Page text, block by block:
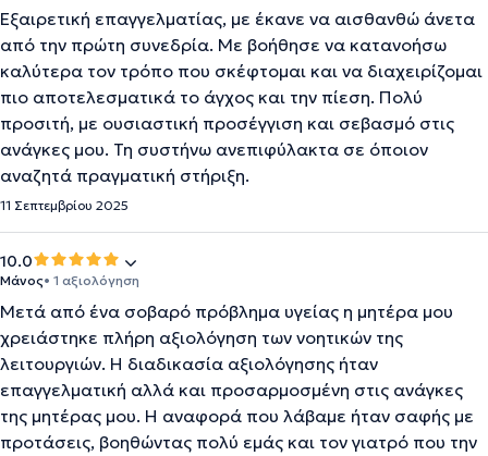
Εξαιρετική επαγγελματίας, με έκανε να αισθανθώ άνετα
από την πρώτη συνεδρία. Με βοήθησε να κατανοήσω
καλύτερα τον τρόπο που σκέφτομαι και να διαχειρίζομαι
πιο αποτελεσματικά το άγχος και την πίεση. Πολύ
προσιτή, με ουσιαστική προσέγγιση και σεβασμό στις
ανάγκες μου. Τη συστήνω ανεπιφύλακτα σε όποιον
αναζητά πραγματική στήριξη.
11 Σεπτεμβρίου 2025
10.0
Μάνος• 1 αξιολόγηση
Μετά από ένα σοβαρό πρόβλημα υγείας η μητέρα μου
χρειάστηκε πλήρη αξιολόγηση των νοητικών της
λειτουργιών. Η διαδικασία αξιολόγησης ήταν
επαγγελματική αλλά και προσαρμοσμένη στις ανάγκες
της μητέρας μου. Η αναφορά που λάβαμε ήταν σαφής με
προτάσεις, βοηθώντας πολύ εμάς και τον γιατρό που την